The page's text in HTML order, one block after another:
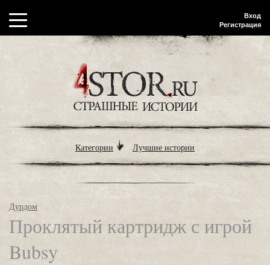
Вход
Регистрация
Категории Лучшие истории
Дурдом
Проклятый картридж с игрой
Bubsy